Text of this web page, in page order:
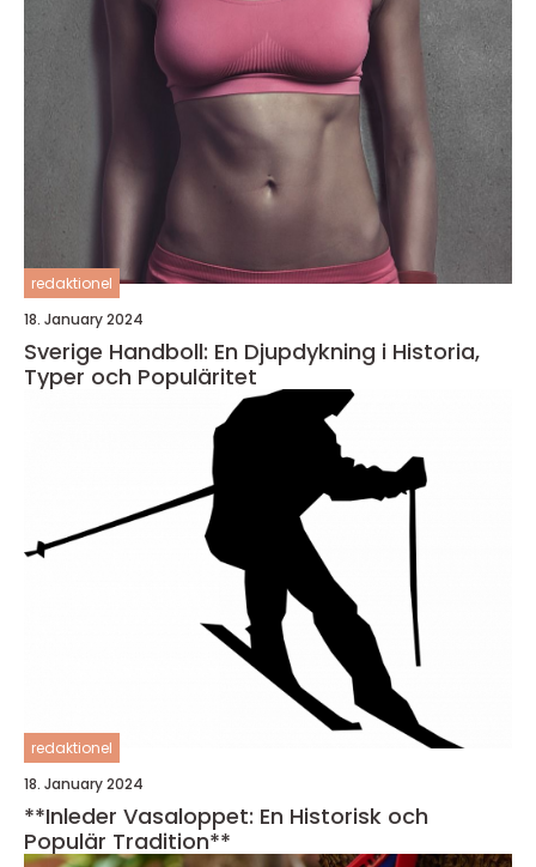
redaktionel
18. January 2024
Sverige Handboll: En Djupdykning i Historia,
Typer och Populäritet
redaktionel
18. January 2024
**Inleder Vasaloppet: En Historisk och
Populär Tradition**